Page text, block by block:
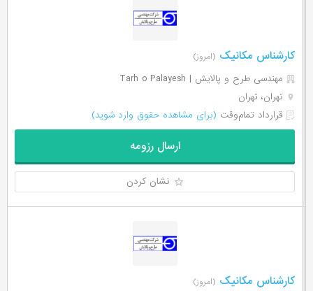
کارشناس مکانیک (امروز)
مهندسی طرح و پالایش | Tarh o Palayesh
تهران، تهران
قرارداد تمام‌وقت (برای مشاهده حقوق وارد شوید)
ارسال رزومه
نشان کردن
کارشناس مکانیک (امروز)